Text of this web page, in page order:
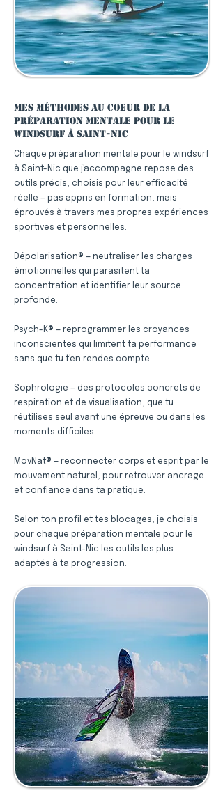
Mes méthodes au coeur de la
préparation mentale pour le
windsurf à Saint-Nic
Chaque préparation mentale pour le windsurf
à Saint-Nic que j'accompagne repose des
outils précis, choisis pour leur efficacité
réelle — pas appris en formation, mais
éprouvés à travers mes propres expériences
sportives et personnelles.
Dépolarisation® — neutraliser les charges
émotionnelles qui parasitent ta
concentration et identifier leur source
profonde.
Psych-K® — reprogrammer les croyances
inconscientes qui limitent ta performance
sans que tu t'en rendes compte.
Sophrologie — des protocoles concrets de
respiration et de visualisation, que tu
réutilises seul avant une épreuve ou dans les
moments difficiles.
MovNat® — reconnecter corps et esprit par le
mouvement naturel, pour retrouver ancrage
et confiance dans ta pratique.
Selon ton profil et tes blocages, je choisis
pour chaque préparation mentale pour le
windsurf à Saint-Nic les outils les plus
adaptés à ta progression.